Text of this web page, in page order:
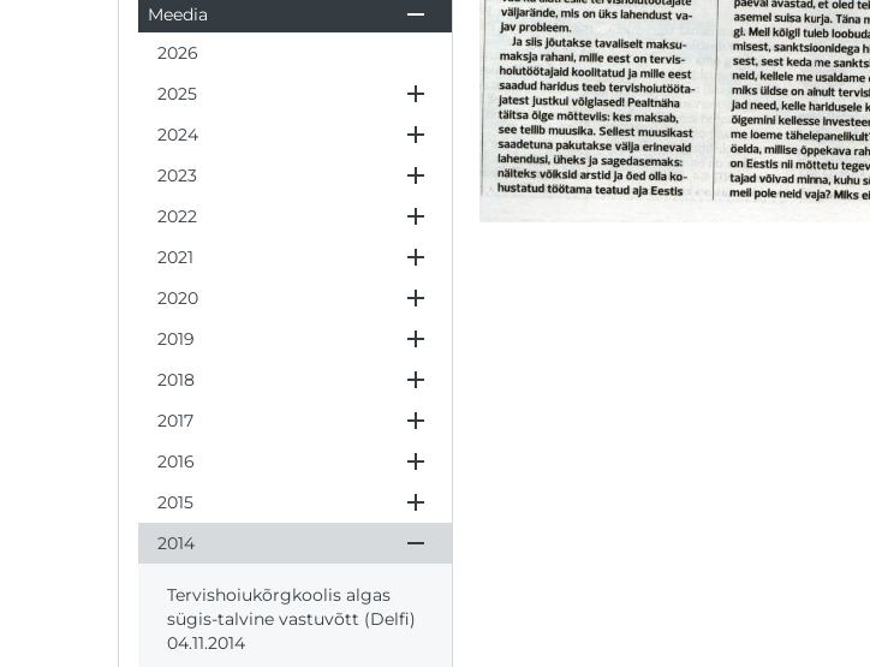
Meedia
2026
2025
2024
2023
2022
2021
2020
2019
2018
2017
2016
2015
2014
Tervishoiukõrgkoolis algas
sügis-talvine vastuvõtt (Delfi)
04.11.2014